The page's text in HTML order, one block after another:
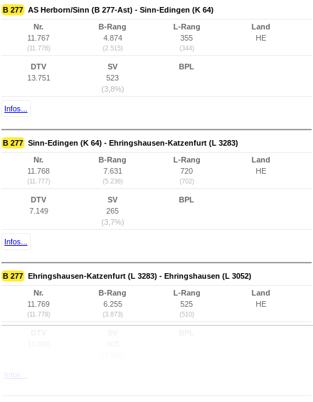
B 277 AS Herborn/Sinn (B 277-Ast) - Sinn-Edingen (K 64)
Nr.
11.767
(11.776)
B-Rang
4.874
(2.515)
L-Rang
355
(344)
Land
HE
DTV
13.751
SV
523
(3,8%)
BPL
Infos...
B 277 Sinn-Edingen (K 64) - Ehringshausen-Katzenfurt (L 3283)
Nr.
11.768
(11.777)
B-Rang
7.631
(5.236)
L-Rang
720
(702)
Land
HE
DTV
7.149
SV
265
(3,7%)
BPL
Infos...
B 277 Ehringshausen-Katzenfurt (L 3283) - Ehringshausen (L 3052)
Nr.
11.769
(11.778)
B-Rang
6.255
(3.873)
L-Rang
525
(510)
Land
HE
Infos...